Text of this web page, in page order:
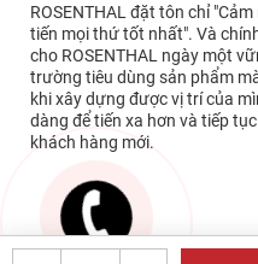
ROSENTHAL đặt tôn chỉ
tiến mọi thứ tốt nhất". Và
cho ROSENTHAL ngày một
trường tiêu dùng sản phẩm
khi xây dựng được vị trí của
dàng để tiến xa hơn và tiếp
khách hàng mới.